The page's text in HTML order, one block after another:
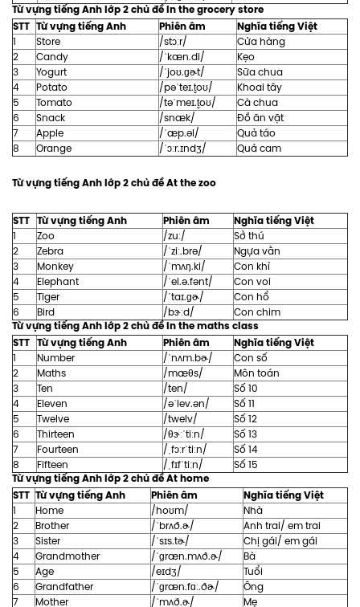
Từ vựng tiếng Anh lớp 2 chủ đề In the grocery store
STT Từ vựng tiếng Anh Phiên âm Nghĩa tiếng Việt
1 Store /stɔːr/
Cửa hàng
2
Candy /ˈkæn.di/
Kẹo
3
Yogurt /ˈjoʊ.ɡɚt/
Sữa chua
4
Potato /pəˈteɪ.t̬oʊ/
Khoai tây
5
Tomato /təˈmeɪ.t̬oʊ/
Cà chua
6
Snack /snæk/
Đồ ăn vặt
7
Apple /ˈæp.əl/
Quả táo
8
Orange /ˈɔːr.ɪndʒ/ Quả cam
Từ vựng tiếng Anh lớp 2 chủ đề At the zoo
STT Từ vựng tiếng Anh Phiên âm Nghĩa tiếng Việt
1 Zoo /zuː/
Sở thú
2
Zebra /ˈziː.brə/
Ngựa vằn
3
Monkey /ˈmʌŋ.ki/
Con khỉ
4
Elephant /ˈel.ə.fənt/
Con voi
5
Tiger /ˈtaɪ.ɡɚ/
Con hổ
6
Bird /bɝːd/ Con chim
Từ vựng tiếng Anh lớp 2 chủ đề In the maths class
STT Từ vựng tiếng Anh Phiên âm Nghĩa tiếng Việt
1 Number /ˈnʌm.bɚ/
Con số
2
Maths /mæθs/
Môn toán
3
Ten /ten/
Số 10
4
Eleven /əˈlev.ən/
Số 11
5
Twelve /twelv/
Số 12
6
Thirteen /θɝːˈtiːn/
Số 13
7
Fourteen /ˌfɔːrˈtiːn/
Số 14
8
Fifteen /ˌfɪfˈtiːn/ Số 15
Từ vựng tiếng Anh lớp 2 chủ đề At home
STT Từ vựng tiếng Anh Phiên âm Nghĩa tiếng Việt
1 Home /hoʊm/
Nhà
2
Brother /ˈbrʌð.ɚ/
Anh trai/ em trai
3
Sister /ˈsɪs.tɚ/
Chị gái/ em gái
4
Grandmother /ˈɡræn.mʌð.ɚ/
Bà
5
Age /eɪdʒ/
Tuổi
6
Grandfather /ˈɡræn.fɑː.ðɚ/
Ông
7
Mother /ˈmʌð.ɚ/ Mẹ